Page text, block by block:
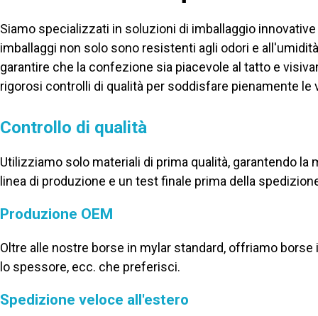
Siamo specializzati in soluzioni di imballaggio
imballaggi non solo sono resistenti agli odori e
garantire che la confezione sia piacevole al tatto e
rigorosi controlli di qualità per soddisfare pienamente
Controllo di qualità
Utilizziamo solo materiali di prima qualità, garantendo
linea di produzione e un test finale prima della
Produzione OEM
Oltre alle nostre borse in mylar standard, offriamo
lo spessore, ecc. che preferisci.
Spedizione veloce all'estero